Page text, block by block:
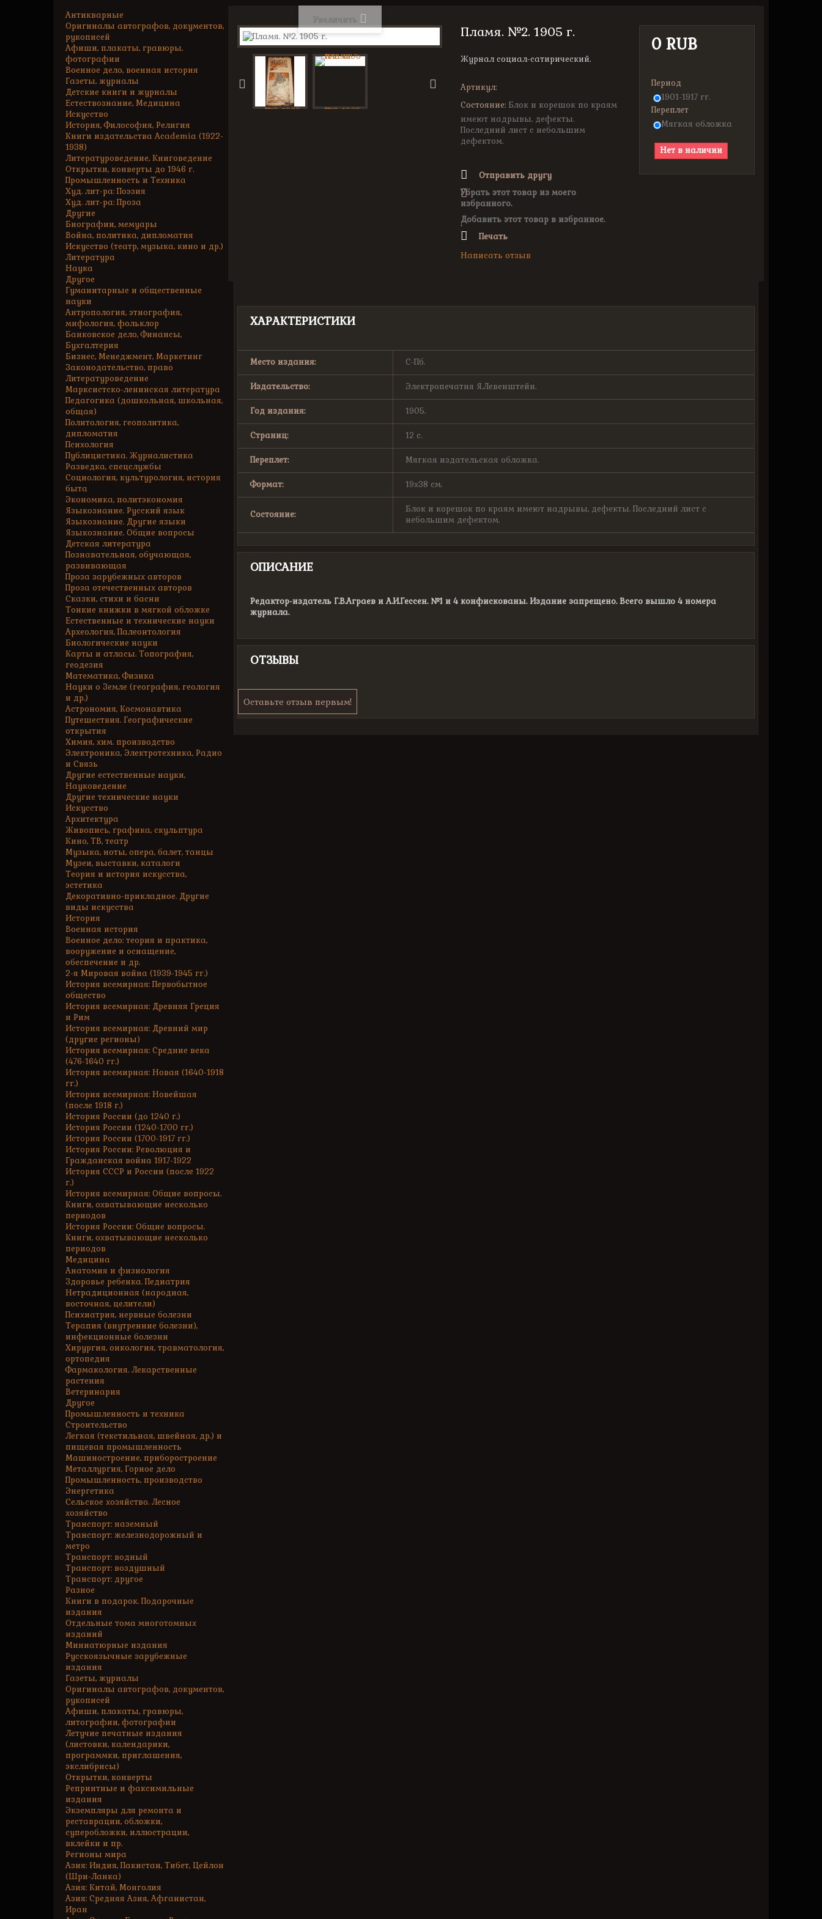
Антикварные
Оригиналы автографов, документов,
рукописей
Афиши, плакаты, гравюры,
фотографии
Военное дело, военная история
Газеты, журналы
Детские книги и журналы
Естествознание, Медицина
Искусство
История, Философия, Религия
Книги издательства Academia (1922-
1938)
Литературоведение, Книговедение
Открытки, конверты до 1946 г.
Промышленность и Техника
Худ. лит-ра: Поэзия
Худ. лит-ра: Проза
Другие
Биографии, мемуары
Война, политика, дипломатия
Искусство (театр, музыка, кино и др.)
Литература
Наука
Другое
Гуманитарные и общественные
науки
Антропология, этнография,
мифология, фольклор
Банковское дело, Финансы,
Бухгалтерия
Бизнес, Менеджмент, Маркетинг
Законодательство, право
Литературоведение
Марксистско-ленинская литература
Педагогика (дошкольная, школьная,
общая)
Политология, геополитика,
дипломатия
Психология
Публицистика. Журналистика
Разведка, спецслужбы
Социология, культурология, история
быта
Экономика, политэкономия
Языкознание. Русский язык
Языкознание. Другие языки
Языкознание. Общие вопросы
Детская литература
Познавательная, обучающая,
развивающая
Проза зарубежных авторов
Проза отечественных авторов
Сказки, стихи и басни
Тонкие книжки в мягкой обложке
Естественные и технические науки
Археология, Палеонтология
Биологические науки
Карты и атласы. Топография,
геодезия
Математика, Физика
Науки о Земле (география, геология
и др.)
Астрономия, Космонавтика
Путешествия. Географические
открытия
Химия, хим. производство
Электроника, Электротехника, Радио
и Связь
Другие естественные науки,
Науковедение
Другие технические науки
Искусство
Архитектура
Живопись, графика, скульптура
Кино, ТВ, театр
Музыка, ноты, опера, балет, танцы
Музеи, выставки, каталоги
Теория и история искусства,
эстетика
Декоративно-прикладное. Другие
виды искусства
История
Военная история
Военное дело: теория и практика,
вооружение и оснащение,
обеспечение и др.
2-я Мировая война (1939-1945 гг.)
История всемирная: Первобытное
общество
История всемирная: Древняя Греция
и Рим
История всемирная: Древний мир
(другие регионы)
История всемирная: Средние века
(476-1640 гг.)
История всемирная: Новая (1640-1918
гг.)
История всемирная: Новейшая
(после 1918 г.)
История России (до 1240 г.)
История России (1240-1700 гг.)
История России (1700-1917 гг.)
История России: Революция и
Гражданская война 1917-1922
История СССР и России (после 1922
г.)
История всемирная: Общие вопросы.
Книги, охватывающие несколько
периодов
История России: Общие вопросы.
Книги, охватывающие несколько
периодов
Медицина
Анатомия и физиология
Здоровье ребенка. Педиатрия
Нетрадиционная (народная,
восточная, целители)
Психиатрия, нервные болезни
Терапия (внутренние болезни),
инфекционные болезни
Хирургия, онкология, травматология,
ортопедия
Фармакология. Лекарственные
растения
Ветеринария
Другое
Промышленность и техника
Строительство
Легкая (текстильная, швейная, др.) и
пищевая промышленность
Машиностроение, приборостроение
Металлургия, Горное дело
Промышленность, производство
Энергетика
Сельское хозяйство. Лесное
хозяйство
Транспорт: наземный
Транспорт: железнодорожный и
метро
Транспорт: водный
Транспорт: воздушный
Транспорт: другое
Разное
Книги в подарок. Подарочные
издания
Отдельные тома многотомных
изданий
Миниатюрные издания
Русскоязычные зарубежные
издания
Газеты, журналы
Оригиналы автографов, документов,
рукописей
Афиши, плакаты, гравюры,
литографии, фотографии
Летучие печатные издания
(листовки, календарики,
программки, приглашения,
экслибрисы)
Открытки, конверты
Репринтные и факсимильные
издания
Экземпляры для ремонта и
реставрации, обложки,
суперобложки, иллюстрации,
вклейки и пр.
Регионы мира
Азия: Индия, Пакистан, Тибет, Цейлон
(Шри-Ланка)
Азия: Китай, Монголия
Азия: Средняя Азия, Афганистан,
Иран
Увеличить
Пламя. №2. 1905 г.
Журнал социал-сатирический.
Артикул:
Состояние: Блок и корешок по краям
имеют надрывы, дефекты.
Последний лист с небольшим
дефектом.
Отправить другу
Убрать этот товар из моего
избранного.
Добавить этот товар в избранное.
Печать
Написать отзыв
0 RUB
Период
1901-1917 гг.
Переплет
Мягкая обложка
Нет в наличии
ХАРАКТЕРИСТИКИ
Место издания: С-Пб.
Издательство: Электропечатня Я.Левенштейн.
Год издания: 1905.
Страниц: 12 с.
Переплет: Мягкая издательская обложка.
Формат: 19х38 см.
Состояние:
Блок и корешок по краям имеют надрывы, дефекты. Последний лист с
небольшим дефектом.
ОПИСАНИЕ
Редактор-издатель Г.В.Аграев и А.И.Гессен. №1 и 4 конфискованы. Издание запрещено. Всего вышло 4 номера
журнала.
ОТЗЫВЫ
Оставьте отзыв первым!